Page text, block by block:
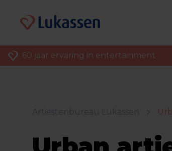
60 jaar ervaring in entertainment